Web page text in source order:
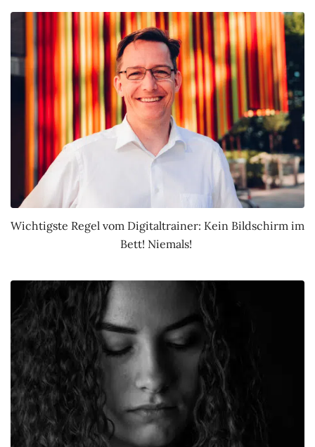
Wichtigste Regel vom Digitaltrainer: Kein Bildschirm im
Bett! Niemals!